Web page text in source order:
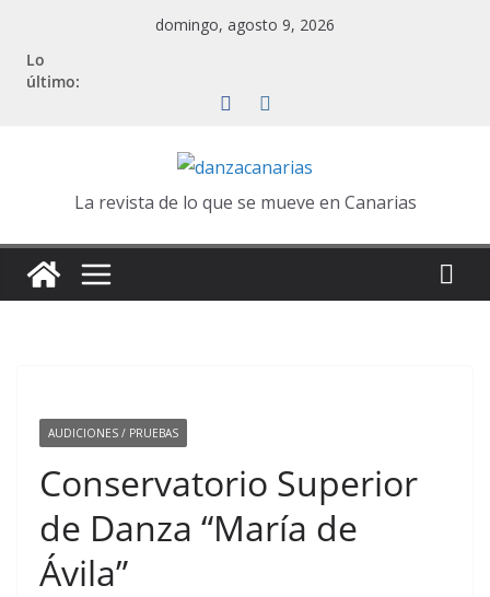
contenido
domingo, agosto 9, 2026
Lo
último:
La revista de lo que se mueve en Canarias
AUDICIONES / PRUEBAS
Conservatorio Superior
de Danza “María de
Ávila”